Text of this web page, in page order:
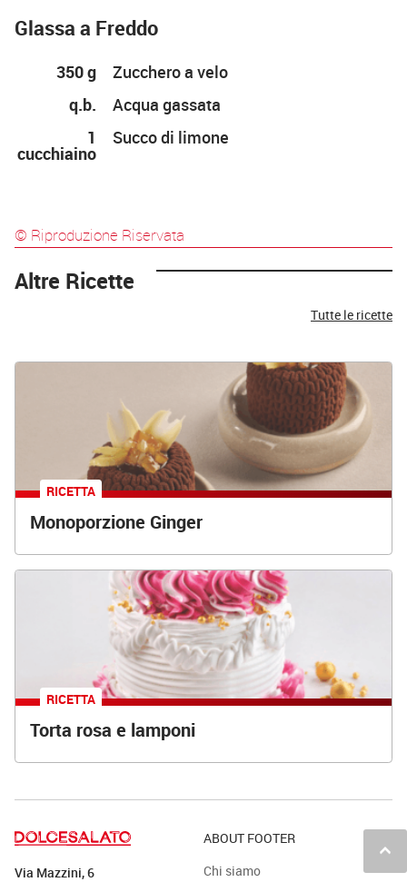
Glassa a Freddo
350 g
Zucchero a velo
q.b.
Acqua gassata
1
cucchiaino
Succo di limone
© Riproduzione Riservata
Altre Ricette
Tutte le ricette
RICETTA
Monoporzione Ginger
RICETTA
Torta rosa e lamponi
keyboard_arrow_up
Via Mazzini, 6
ABOUT FOOTER
Chi siamo